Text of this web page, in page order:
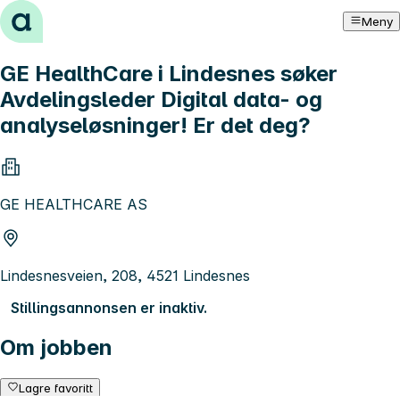
Hopp til innhold Meny
GE HealthCare i Lindesnes søker
Avdelingsleder Digital data- og
analyseløsninger! Er det deg?
GE HEALTHCARE AS
Lindesnesveien, 208, 4521 Lindesnes
Stillingsannonsen er inaktiv.
Om jobben
Lagre favoritt